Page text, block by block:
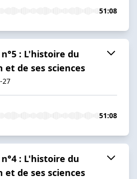
51:08
: L'histoire du
et de ses sciences
27
51:08
: L'histoire du
et de ses sciences